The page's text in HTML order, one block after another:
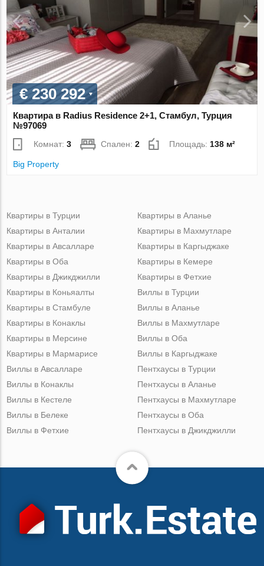
€ 230 292
Квартира в Radius Residence 2+1, Стамбул, Турция
№97069
Комнат:3 Спален:2 Площадь: 138 м²
Big Property
Квартиры в Турции
Квартиры в Анталии
Квартиры в Авсалларе
Квартиры в Оба
Квартиры в Джикджилли
Квартиры в Аланье
Квартиры в Махмутларе
Квартиры в Каргыджаке
Квартиры в Кемере
Квартиры в Фетхие
Квартиры в Коньяалты
Квартиры в Стамбуле
Квартиры в Конаклы
Квартиры в Мерсине
Квартиры в Мармарисе
Виллы в Турции
Виллы в Аланье
Виллы в Махмутларе
Виллы в Оба
Виллы в Каргыджаке
Виллы в Авсалларе
Виллы в Конаклы
Виллы в Кестеле
Виллы в Белеке
Виллы в Фетхие
Пентхаусы в Турции
Пентхаусы в Аланье
Пентхаусы в Махмутларе
Пентхаусы в Оба
Пентхаусы в Джикджилли